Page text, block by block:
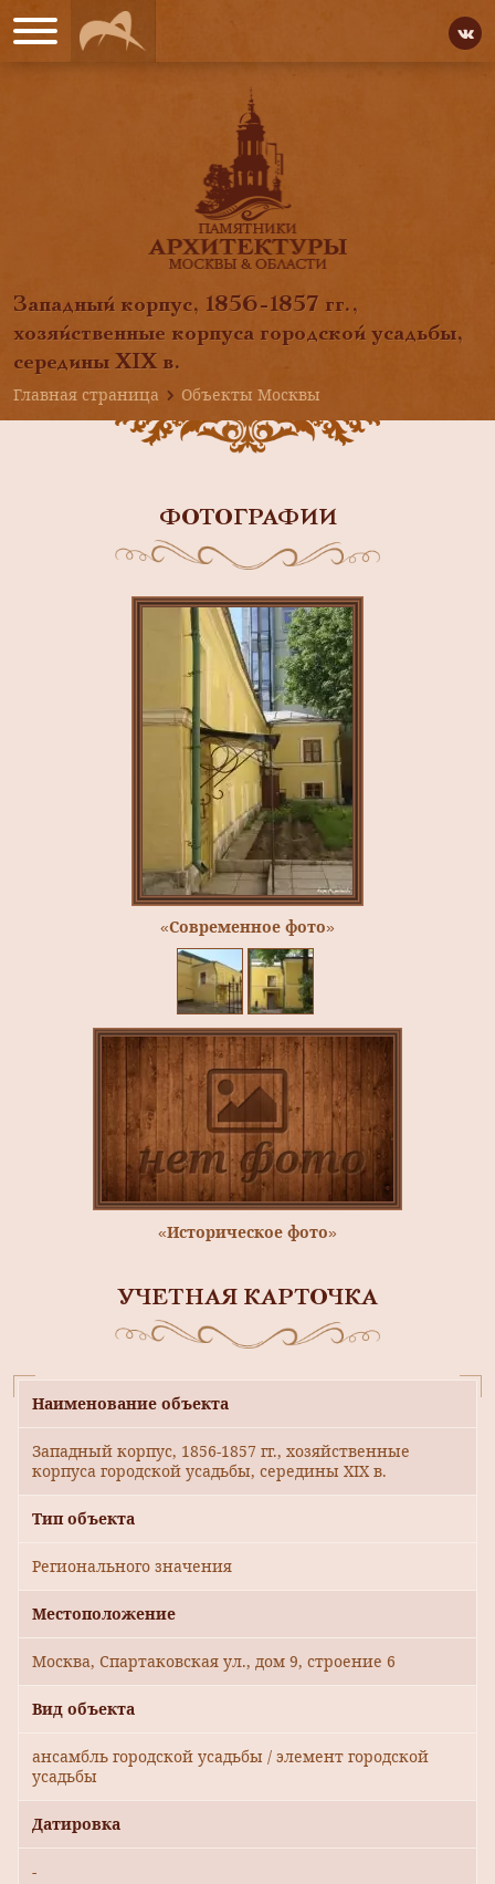
Западный корпус, 1856-1857 гг.,
хозяйственные корпуса городской усадьбы,
середины XIX в.
Главная страница
Объекты Москвы
ФОТОГРАФИИ
«Современное фото»
«Историческое фото»
УЧЕТНАЯ КАРТОЧКА
Наименование объекта
Западный корпус, 1856-1857 гг., хозяйственные
корпуса городской усадьбы, середины XIX в.
Тип объекта
Регионального значения
Местоположение
Москва, Спартаковская ул., дом 9, строение 6
Вид объекта
ансамбль городской усадьбы / элемент городской
усадьбы
Датировка
-